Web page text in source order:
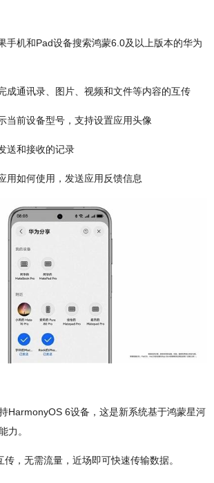
手机和Pad设备搜索鸿蒙6.0及以上版本的华为
成通讯录、图片、视频和文件等内容的互传
当前设备型号，支持设置应用头像
送和接收的记录
用如何使用，发送应用反馈信息
HarmonyOS 6设备，这是新系统基于鸿蒙星河
力。
，无需流量，近场即可快速传输数据。